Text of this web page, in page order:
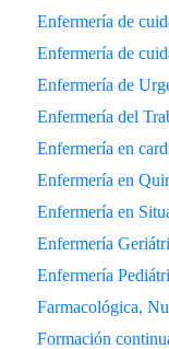
Enfermería de
Enfermería de
Enfermería de
Enfermería del
Enfermería en
Enfermería en
Enfermería en
Enfermería
Enfermería
Farmacológica,
Formación